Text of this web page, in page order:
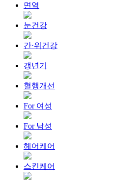
면역
눈건강
간·위건강
갱년기
혈행개선
For 여성
For 남성
헤어케어
스킨케어